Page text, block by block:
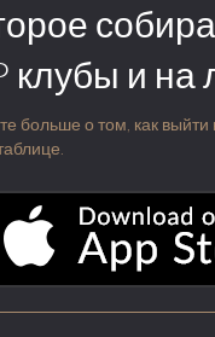
клубы и
больше о том, как выйти